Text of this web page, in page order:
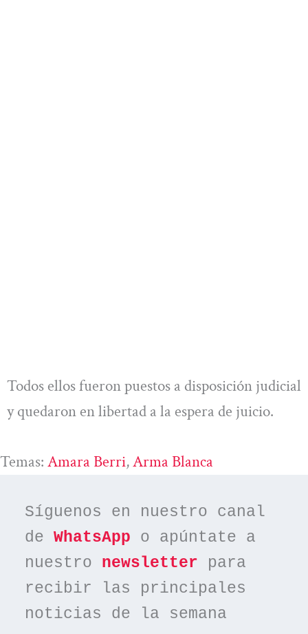
Todos ellos fueron puestos a disposición judicial
y quedaron en libertad a la espera de juicio.
Temas: Amara Berri, Arma Blanca
Síguenos en nuestro canal
de WhatsApp o apúntate a
nuestro newsletter para
recibir las principales
noticias de la semana